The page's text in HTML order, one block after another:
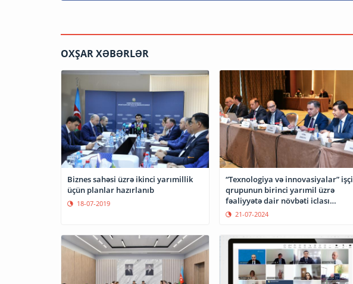
OXŞAR XƏBƏRLƏR
Biznes sahəsi üzrə ikinci yarımillik
üçün planlar hazırlanıb
18-07-2019
“Texnologiya və innovasiyalar” işçi
qrupunun birinci yarımil üzrə
fəaliyyətə dair növbəti iclası
keçirilib
21-07-2024